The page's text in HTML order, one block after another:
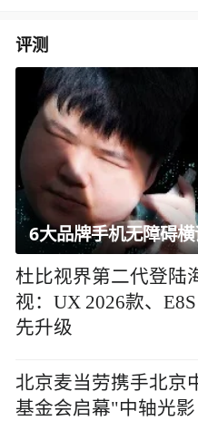
评测
杜比视界第二代登陆
视：UX 2026款、
先升级
北京麦当劳携手北京
基金会启幕"中轴光